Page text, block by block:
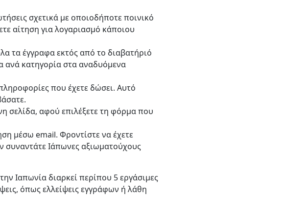
σχετικά με οποιοδήποτε ποινικό
αίτηση για λογαριασμό κάποιου
τα έγγραφα εκτός από το διαβατήριό
ανά κατηγορία στα αναδυόμενα
που έχετε δώσει. Αυτό
σελίδα, αφού επιλέξετε τη φόρμα που
μέσω email. Φροντίστε να έχετε
συναντάτε Ιάπωνες αξιωματούχους
Ιαπωνία διαρκεί περίπου 5 εργάσιμες
όπως ελλείψεις εγγράφων ή λάθη